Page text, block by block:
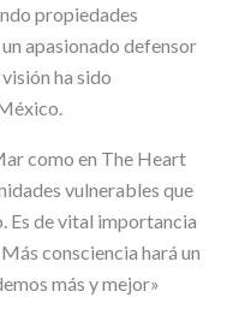
propiedades
apasionado defensor
ha sido
como en The Heart
vulnerables que
Es de vital importancia
consciencia hará un
más y mejor»